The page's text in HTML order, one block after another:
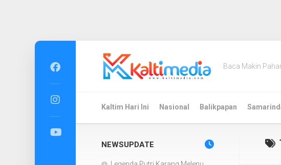
Baca Makin
Kaltim Hari Ini Nasional Balikpapan
NEWSUPDATE